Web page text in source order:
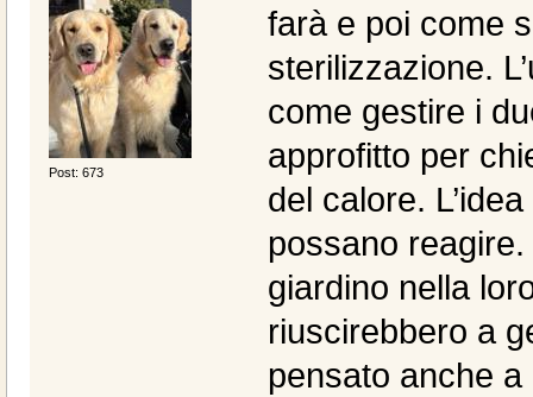
Post: 673
farà e poi come
sterilizzazione.
come gestire i
approfitto per
del calore.
possano
giardino nella
riuscirebbero a
pensato anche